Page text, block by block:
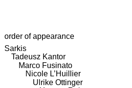
order of appearance
Sarkis
Tadeusz Kantor
Marco Fusinato
Nicole L’Huillier
Ulrike Ottinger